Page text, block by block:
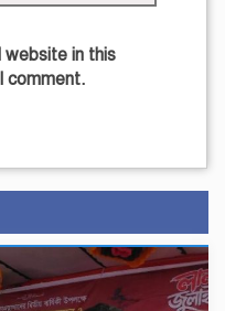
website in this
comment.